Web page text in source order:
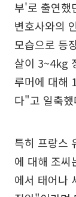
부'로 출연했
변호사와의
모습으로 등
살이 3~4kg
루머에 대해
다"고 일축했
특히 프랑스
에 대해 조씨
에서 태어나